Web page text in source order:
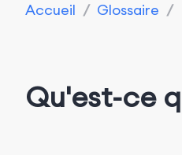
Accueil / Glossaire /
Qu'est-ce